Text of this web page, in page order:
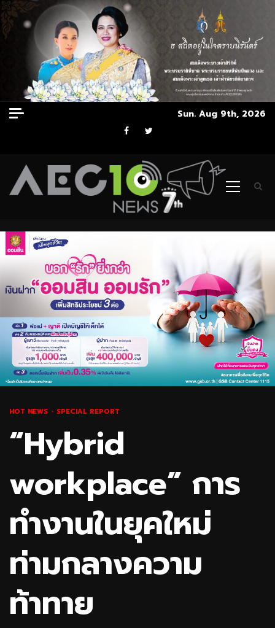
Skip
to
Sun. Aug 9th, 2026
Facebook
Twitter
Primary
HOT NEWS SPECIAL REPORT
“Hybrid
workplace” การ
ทำงานในยุคใหม่
ท่ามกลางความ
ท้าทาย